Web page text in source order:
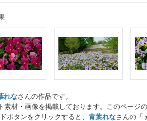
れなさんの作品です。
材・画像を掲載しております。このページ
ボタンをクリックすると、 青葉れなさんの「